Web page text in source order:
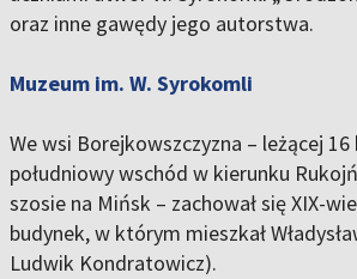
oraz inne gawędy jego autorstwa.
Muzeum im. W. Syrokomli
We wsi Borejkowszczyzna – leżącej
południowy wschód w kierunku
szosie na Mińsk – zachował się XIX-
budynek, w którym mieszkał
Ludwik Kondratowicz).